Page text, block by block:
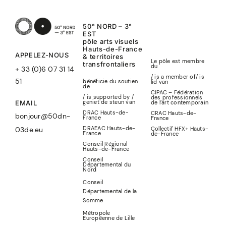
APPELEZ-NOUS
+ 33 (0)6 07 31 14
51
EMAIL
bonjour@50dn-
03de.eu
50° NORD – 3°
EST
pôle arts visuels
Hauts-de-France
& territoires
transfrontaliers
bénéficie du soutien
de
/ is supported by /
geniet de steun van
DRAC Hauts-de-
France
DRAEAC Hauts-de-
France
Conseil Régional
Hauts-de-France
Conseil
Départemental du
Nord
Conseil
Départemental de la
Somme
Métropole
Européenne de Lille
Le pôle est membre
du
/ is a member of/is
lid van
CIPAC – Fédération
des professionnels
de l’art contemporain
CRAC Hauts-de-
France
Collectif HFX+ Hauts-
de-France